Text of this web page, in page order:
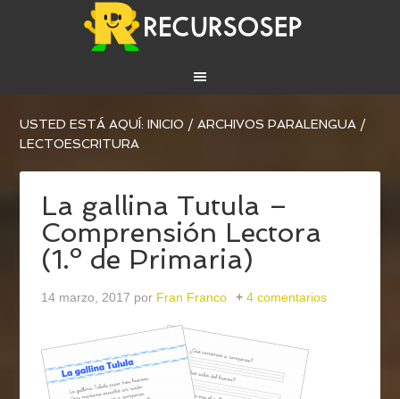
USTED ESTÁ AQUÍ:INICIO / ARCHIVOS PARALENGUA /
LECTOESCRITURA
La gallina Tutula –
Comprensión Lectora
(1.º de Primaria)
14 marzo, 2017 por Fran Franco 4 comentarios